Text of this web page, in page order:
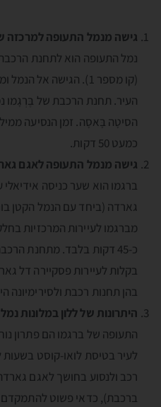
גישה מנמל התעופה למרכזה
נמל התעופה הוא לתחנת
(קו מספר 1). הגישה אל
העיר. תחנת הרכבת של בֶּרְגָמו
הסיטָה בָּאסָה. זמן הנסיעה
כמעט 50 דקות.
גישה מנמל התעופה לאגם
ברגמו הוא שער כניסה
גארדה (ביחד עם הנמל הקטן
מברגמו לעיירות המרכזיות
כ-45 דקות בלבד. מתחנת
בקלות לעיירות פסקיירה דל
בהן תחנות רכבת ולסירימיונה
היתרונות של ללון במלונות
התעופה של ברגמו הם פתרון
לעיר בטיסת לואו-קוסט
רכב ולנסוע בחושך לאגם
ברכבת), כדאי פשוט להתמקדם